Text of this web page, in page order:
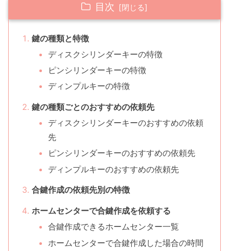
目次
鍵の種類と特徴
ディスクシリンダーキーの特徴
ピンシリンダーキーの特徴
ディンプルキーの特徴
鍵の種類ごとのおすすめの依頼先
ディスクシリンダーキーのおすすめの依頼
先
ピンシリンダーキーのおすすめの依頼先
ディンプルキーのおすすめの依頼先
合鍵作成の依頼先別の特徴
ホームセンターで合鍵作成を依頼する
合鍵作成できるホームセンター一覧
ホームセンターで合鍵作成した場合の時間